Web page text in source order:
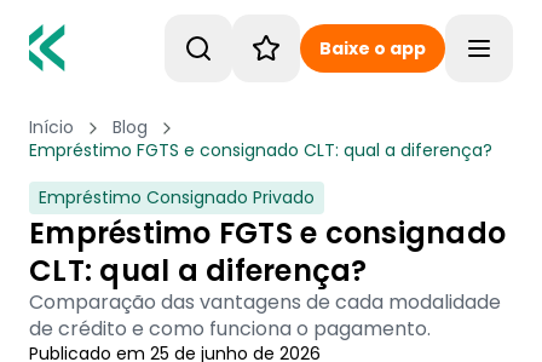
Baixe o app
Início
Blog
Empréstimo FGTS e consignado CLT: qual a diferença?
Empréstimo Consignado Privado
Empréstimo FGTS e consignado
CLT: qual a diferença?
Comparação das vantagens de cada modalidade
de crédito e como funciona o pagamento.
Publicado em 25 de junho de 2026